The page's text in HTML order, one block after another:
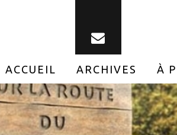
ACCUEIL ARCHIVES À